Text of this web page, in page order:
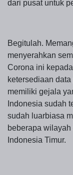
dari pusat untuk
Begitulah.
menyerahkan
Corona ini
ketersediaan
memiliki gejala
Indonesia sudah
sudah luarbiasa
beberapa
Indonesia Timur.